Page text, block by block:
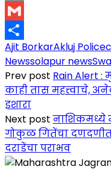
Copy
Link
Gmail
Share
Ajit BorkarAkluj Police
Newssolapur news
Prev post Rain Alert :
काही तास महत्त्वाचे,
इशारा
Next post नाशिकमध्ये
गोकुळ गितेंचा दणदणीत
दराडेंचा पराभव